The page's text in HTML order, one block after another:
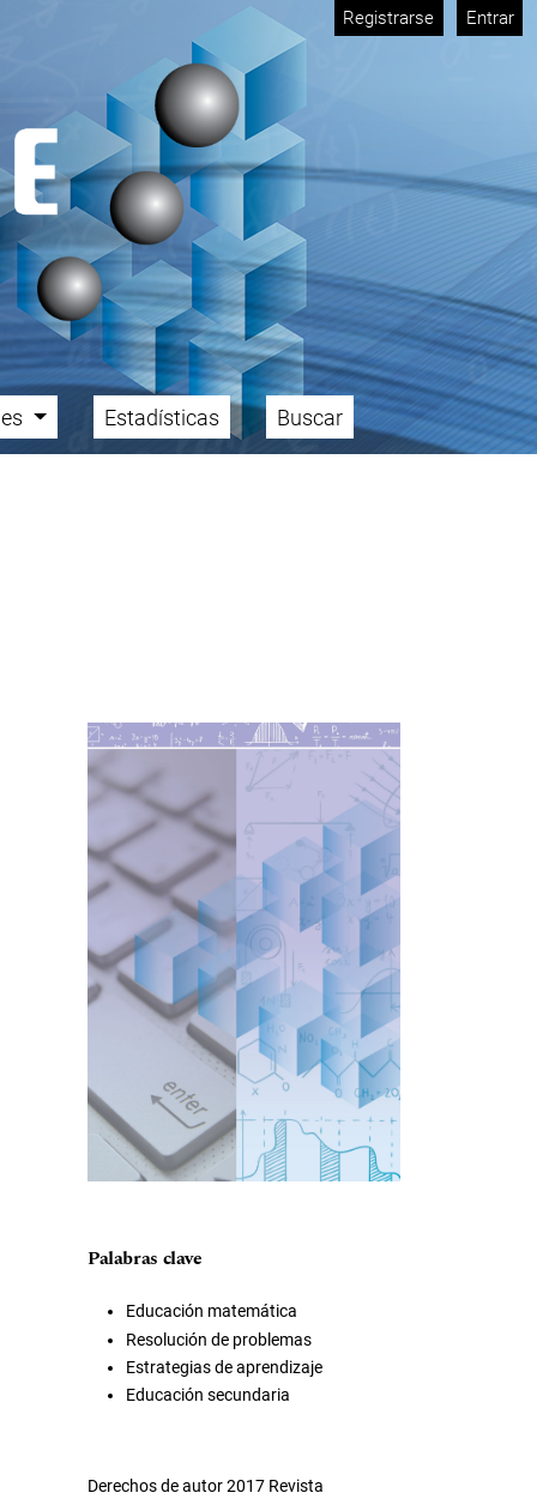
Registrarse Entrar
Estadísticas Buscar
Imagen de portada
Palabras clave
Educación matemática
Resolución de problemas
Estrategias de aprendizaje
Educación secundaria
Derechos de autor 2017 Revista